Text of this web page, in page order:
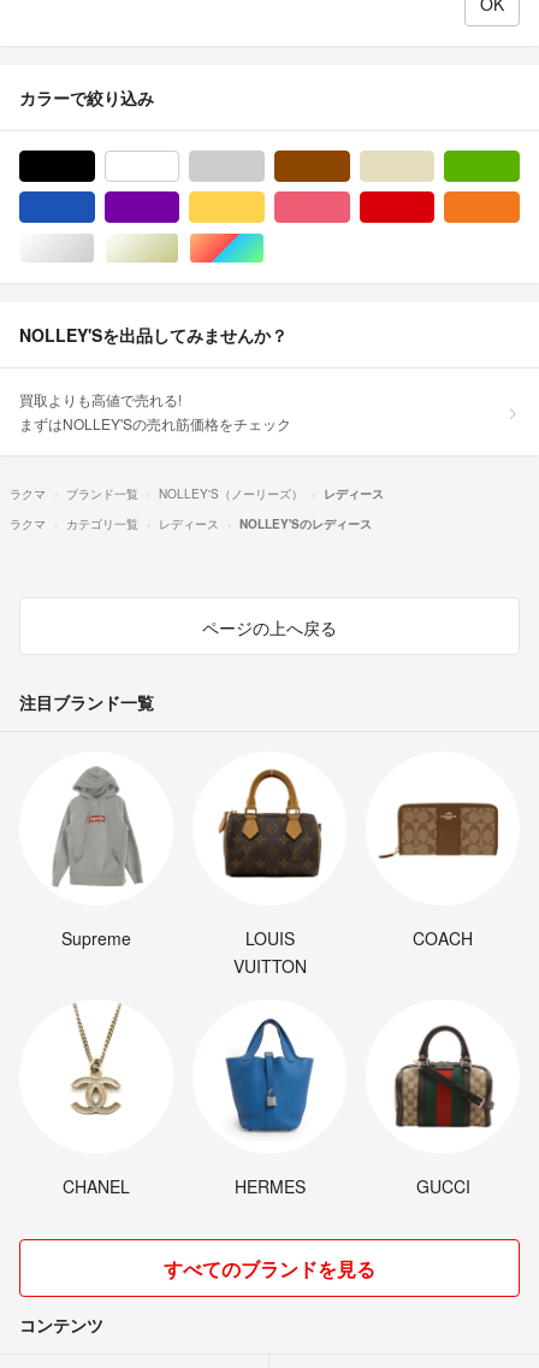
カラーで絞り込み
シルバー/銀色系ゴールド/金色系マルチカラー
NOLLEY'Sを出品してみませんか？
買取よりも高値で売れる!
まずはNOLLEY'Sの売れ筋価格をチェック
ラクマ ブランド一覧 NOLLEY'S（ノーリーズ）
レディース
ラクマ
カテゴリ一覧 レディース NOLLEY'Sのレディース
ページの上へ戻る
注目ブランド一覧
Supreme
LOUIS
VUITTON
COACH
CHANEL HERMES GUCCI
すべてのブランドを見る
コンテンツ